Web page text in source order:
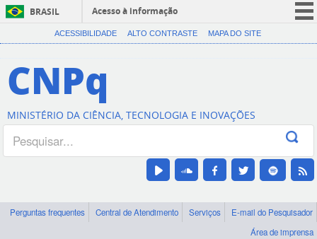
BRASIL
Acesso à informação
CORONAVÍRUS (COVID-19)
Canais
ACESSIBILIDADE ALTO CONTRASTE MAPA DO SITE
CNPq
MINISTÉRIO DA CIÊNCIA, TECNOLOGIA E INOVAÇÕES
Perguntas frequentes Central de Atendimento Serviços
E-mail do Pesquisador
Área de imprensa